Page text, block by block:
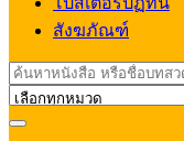
สังฆภัณฑ์
Search
for: